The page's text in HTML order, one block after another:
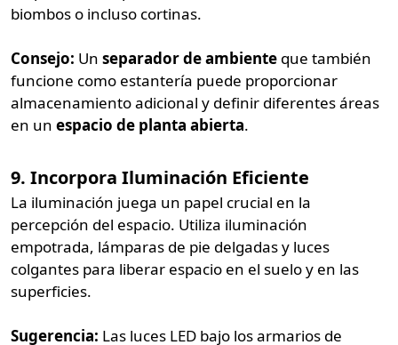
biombos o incluso cortinas.
Consejo: Un separador de ambiente que también
funcione como estantería puede proporcionar
almacenamiento adicional y definir diferentes áreas
en un espacio de planta abierta.
9. Incorpora Iluminación Eficiente
La iluminación juega un papel crucial en la
percepción del espacio. Utiliza iluminación
empotrada, lámparas de pie delgadas y luces
colgantes para liberar espacio en el suelo y en las
superficies.
Sugerencia: Las luces LED bajo los armarios de